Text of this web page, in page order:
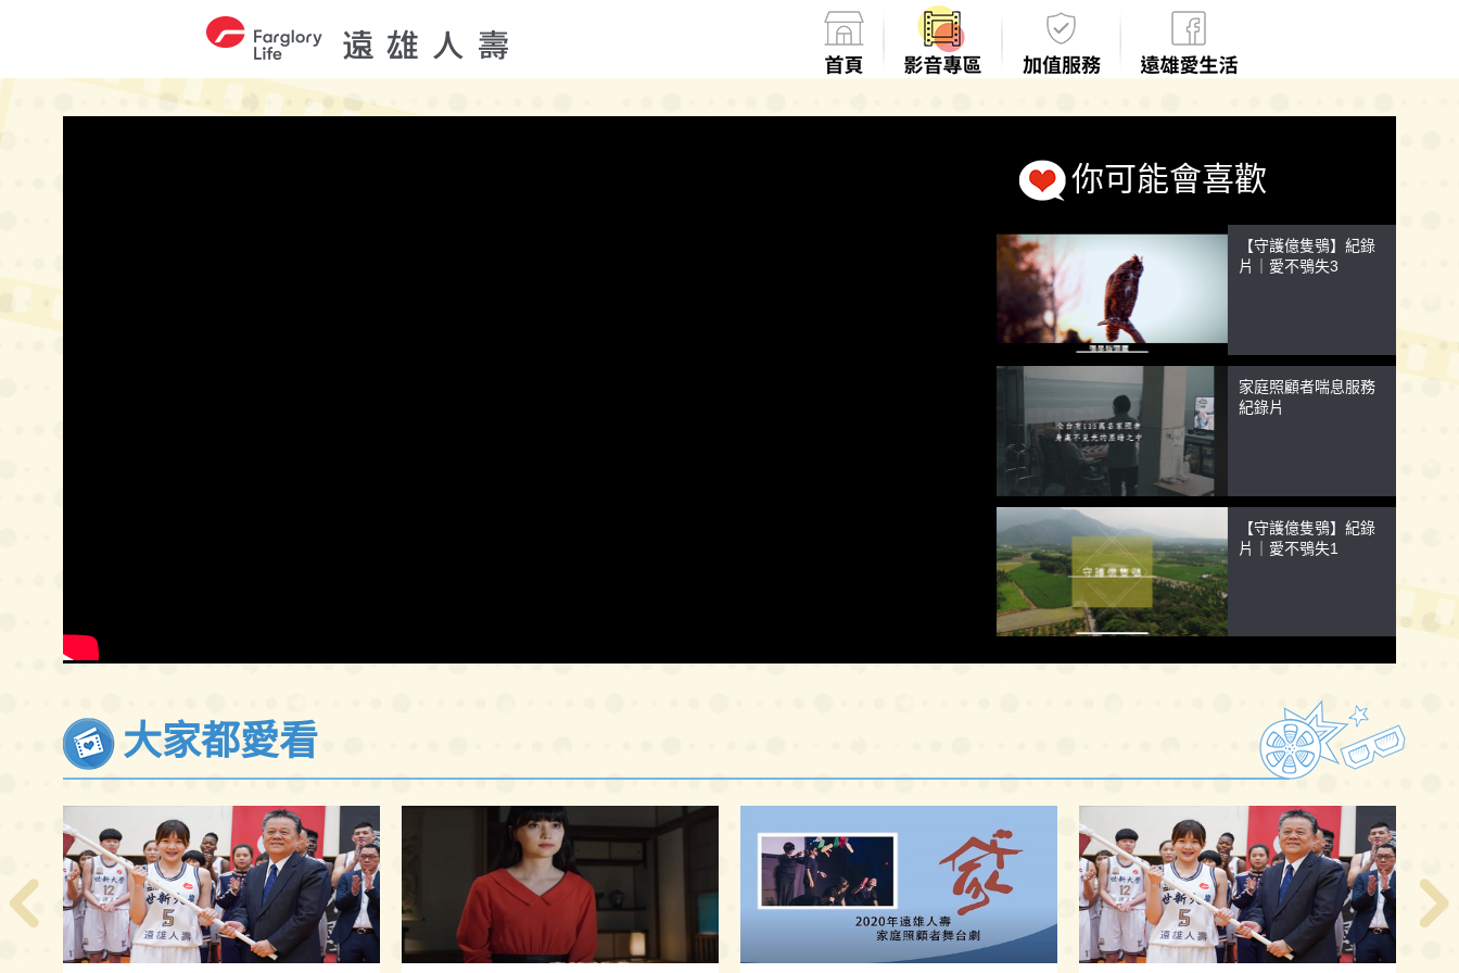
你可能會喜歡
【守護億隻鴞】紀錄
片｜愛不鴞失3
家庭照顧者喘息服務
紀錄片
【守護億隻鴞】紀錄
片｜愛不鴞失1
大家都愛看